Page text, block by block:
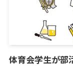
体育会学生が部